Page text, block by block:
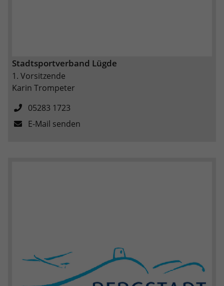
Stadtsportverband Lügde
1. Vorsitzende
Karin Trompeter
05283 1723
E-Mail senden